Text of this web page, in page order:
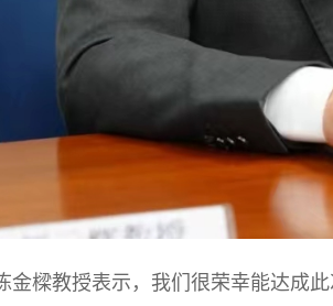
樑教授表示，我们很荣幸能达成此